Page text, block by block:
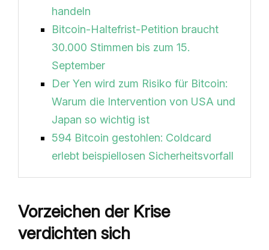
handeln
Bitcoin-Haltefrist-Petition braucht
30.000 Stimmen bis zum 15.
September
Der Yen wird zum Risiko für Bitcoin:
Warum die Intervention von USA und
Japan so wichtig ist
594 Bitcoin gestohlen: Coldcard
erlebt beispiellosen Sicherheitsvorfall
Vorzeichen der Krise
verdichten sich